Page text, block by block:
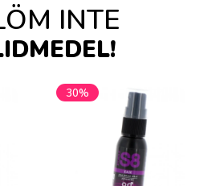
INTE
30%